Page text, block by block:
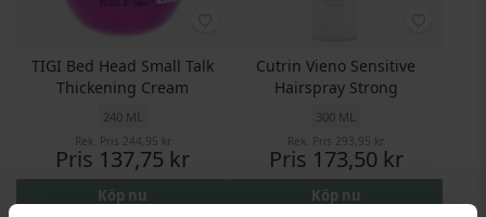
TIGI Bed Head Small Talk
Thickening Cream
240 ML
Rek. Pris 244,95 kr
Pris 137,75 kr
Köp nu
Cutrin Vieno Sensitive
Hairspray Strong
300 ML
Rek. Pris 293,95 kr
Pris 173,50 kr
Köp nu